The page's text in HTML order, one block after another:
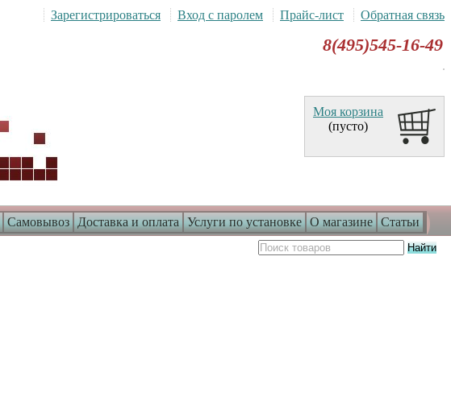
Самовывоз Доставка и оплата Услуги по установке О магазине Статьи
Зарегистрироваться Вход с паролем Прайс-лист Обратная связь
8(495)545-16-49
Моя корзина
(пусто)